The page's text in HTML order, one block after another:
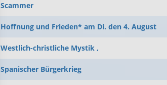
Scammer
Hoffnung und Frieden* am Di. den 4. August
Westlich-christliche Mystik ,
Spanischer Bürgerkrieg